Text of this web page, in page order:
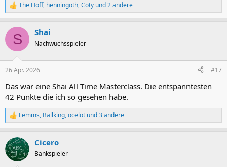
R
e
k
i
e
:
The Hoff, henningoth,Coty und 2 andere
S Shai
Nachwuchsspieler
26 Apr. 2026 #17
Das war eine Shai All Time Masterclass. Die entspanntesten
42 Punkte die ich so gesehen habe.
R
e
k
t
i
Lemms, Ballking,ocelot und 3 andere
Cicero
Bankspieler